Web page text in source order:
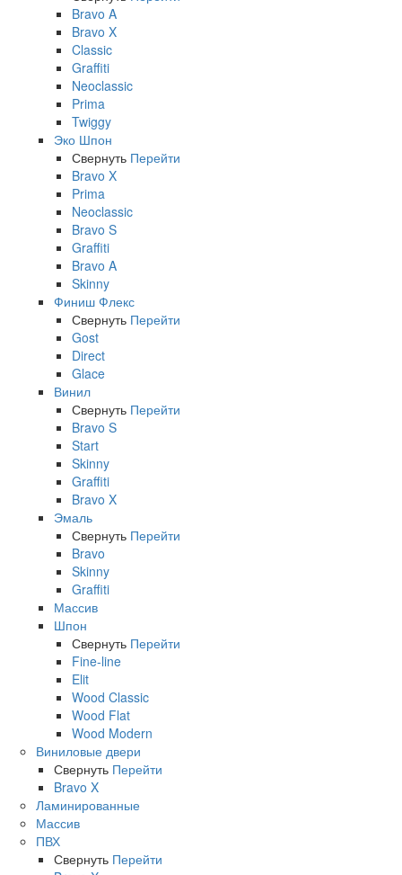
Bravo A
Bravo X
Classic
Graffiti
Neoclassic
Prima
Twiggy
Эко Шпон
Свернуть Перейти
Bravo X
Prima
Neoclassic
Bravo S
Graffiti
Bravo A
Skinny
Финиш Флекс
Свернуть Перейти
Gost
Direct
Glace
Винил
Свернуть Перейти
Bravo S
Start
Skinny
Graffiti
Bravo X
Эмаль
Свернуть Перейти
Bravo
Skinny
Graffiti
Массив
Шпон
Свернуть Перейти
Fine-line
Elit
Wood Classic
Wood Flat
Wood Modern
Виниловые двери
Свернуть Перейти
Bravo X
Ламинированные
Массив
ПВХ
Свернуть Перейти